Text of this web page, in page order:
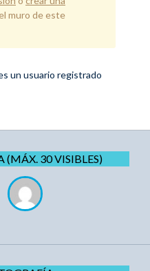
muro de este
un usuario registrado
(MÁX. 30 VISIBLES)